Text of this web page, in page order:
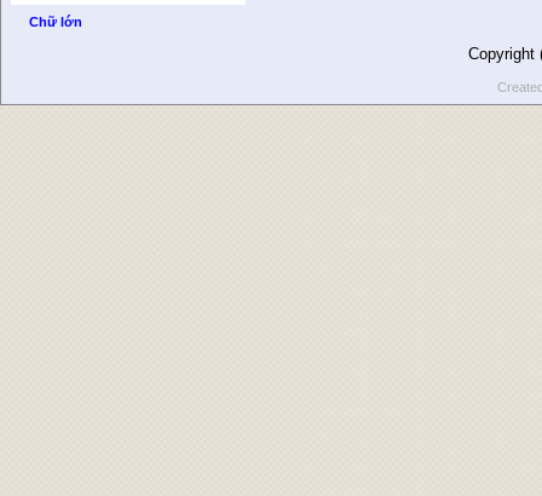
Chữ lớn
Copyright